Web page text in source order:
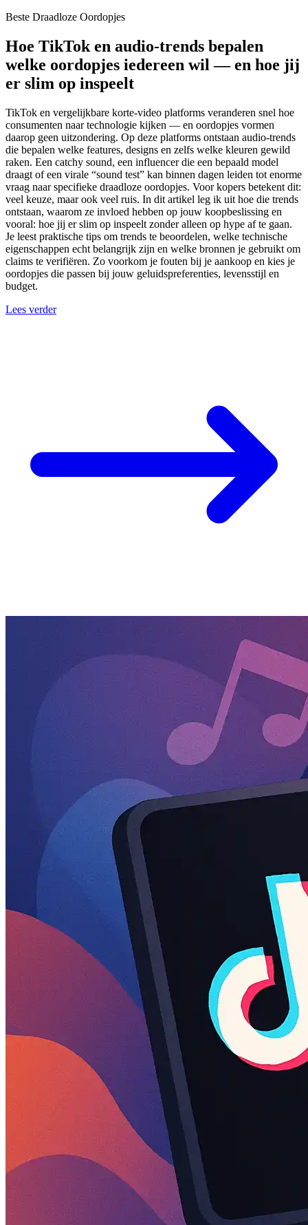
Beste Draadloze Oordopjes
Hoe TikTok en audio-trends bepalen
welke oordopjes iedereen wil — en hoe jij
er slim op inspeelt
TikTok en vergelijkbare korte-video platforms veranderen snel hoe
consumenten naar technologie kijken — en oordopjes vormen
daarop geen uitzondering. Op deze platforms ontstaan audio-trends
die bepalen welke features, designs en zelfs welke kleuren gewild
raken. Een catchy sound, een influencer die een bepaald model
draagt of een virale “sound test” kan binnen dagen leiden tot enorme
vraag naar specifieke draadloze oordopjes. Voor kopers betekent dit:
veel keuze, maar ook veel ruis. In dit artikel leg ik uit hoe die trends
ontstaan, waarom ze invloed hebben op jouw koopbeslissing en
vooral: hoe jij er slim op inspeelt zonder alleen op hype af te gaan.
Je leest praktische tips om trends te beoordelen, welke technische
eigenschappen echt belangrijk zijn en welke bronnen je gebruikt om
claims te verifiëren. Zo voorkom je fouten bij je aankoop en kies je
oordopjes die passen bij jouw geluidspreferenties, levensstijl en
budget.
Lees verder